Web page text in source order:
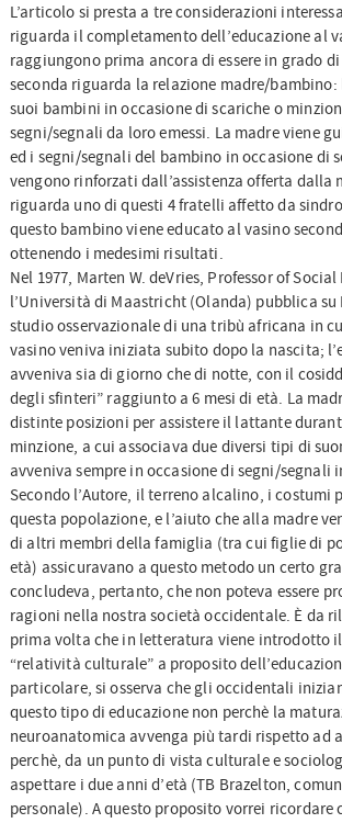
L’articolo si presta a tre considerazioni
riguarda il completamento dell’educazione al
raggiungono prima ancora di essere in grado
seconda riguarda la relazione madre/bambino:
suoi bambini in occasione di scariche o
segni/segnali da loro emessi. La madre viene
ed i segni/segnali del bambino in occasione di
vengono rinforzati dall’assistenza offerta dalla
riguarda uno di questi 4 fratelli affetto da
questo bambino viene educato al vasino
ottenendo i medesimi risultati.
Nel 1977, Marten W. deVries, Professor of
l’Università di Maastricht (Olanda) pubblica su
studio osservazionale di una tribù africana in
vasino veniva iniziata subito dopo la nascita;
avveniva sia di giorno che di notte, con il
degli sfinteri” raggiunto a 6 mesi di età. La
distinte posizioni per assistere il lattante
minzione, a cui associava due diversi tipi di
avveniva sempre in occasione di segni/segnali
Secondo l’Autore, il terreno alcalino, i costumi
questa popolazione, e l’aiuto che alla madre
di altri membri della famiglia (tra cui figlie di
età) assicuravano a questo metodo un certo
concludeva, pertanto, che non poteva essere
ragioni nella nostra società occidentale. È da
prima volta che in letteratura viene introdotto
“relatività culturale” a proposito
particolare, si osserva che gli occidentali
questo tipo di educazione non perchè la
neuroanatomica avvenga più tardi rispetto ad
perchè, da un punto di vista culturale e
aspettare i due anni d’età (TB Brazelton,
personale). A questo proposito vorrei ricordare